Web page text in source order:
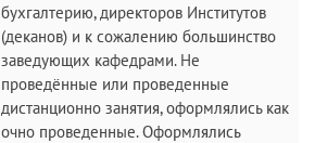
бухгалтерию, директоров Институтов
(деканов) и к сожалению большинство
заведующих кафедрами. Не
проведённые или проведенные
дистанционно занятия, оформлялись как
очно проведенные. Оформлялись